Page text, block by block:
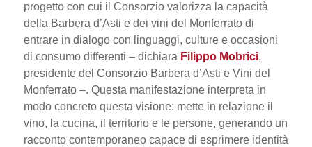
progetto con cui il Consorzio valorizza la capacità
della Barbera d’Asti e dei vini del Monferrato di
entrare in dialogo con linguaggi, culture e occasioni
di consumo differenti – dichiara Filippo Mobrici,
presidente del Consorzio Barbera d’Asti e Vini del
Monferrato –. Questa manifestazione interpreta in
modo concreto questa visione: mette in relazione il
vino, la cucina, il territorio e le persone, generando un
racconto contemporaneo capace di esprimere identità